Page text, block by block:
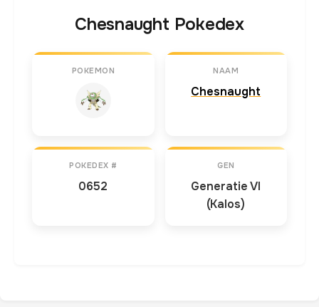
Chesnaught Pokedex
POKEMON NAAM
Chesnaught
POKEDEX #
0652
GEN
Generatie VI
(Kalos)